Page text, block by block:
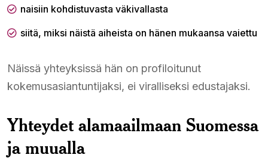
naisiin kohdistuvasta väkivallasta
siitä, miksi näistä aiheista on hänen mukaansa vaiettu
Näissä yhteyksissä hän on profiloitunut
kokemusasiantuntijaksi, ei viralliseksi edustajaksi.
Yhteydet alamaailmaan Suomessa
ja muualla